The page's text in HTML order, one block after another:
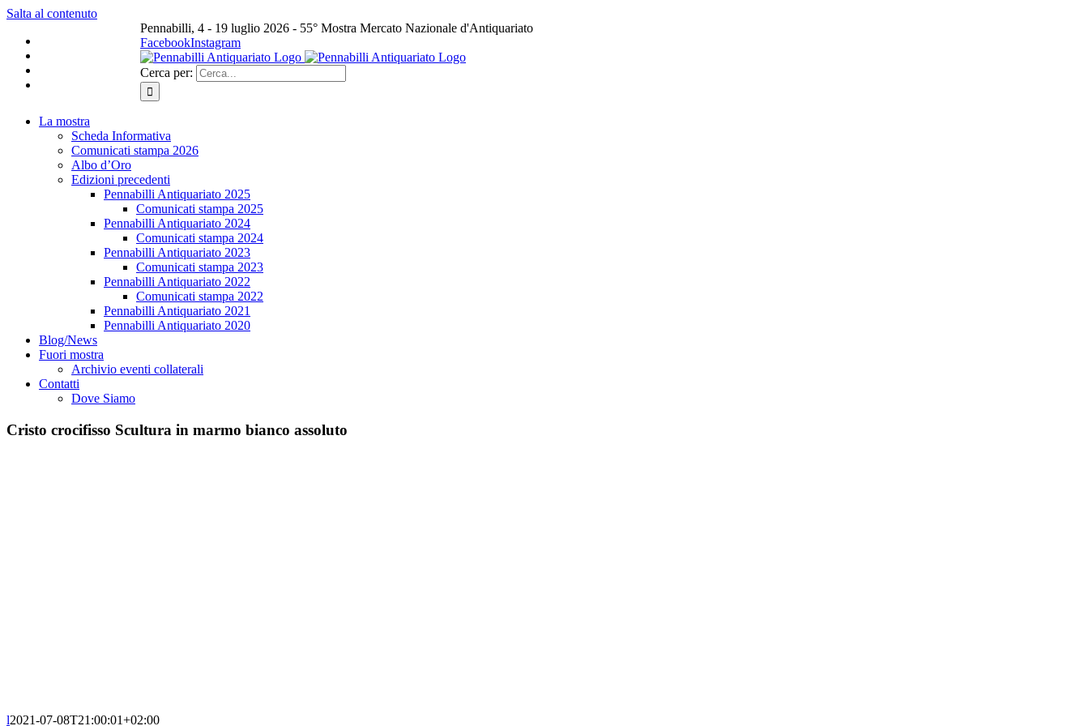
Salta al contenuto
Pennabilli, 4 - 19 luglio 2026 - 55° Mostra Mercato Nazionale d'Antiquariato
FacebookInstagram
Cerca per:
La mostra
Scheda Informativa
Comunicati stampa 2026
Albo d’Oro
Edizioni precedenti
Pennabilli Antiquariato 2025
Comunicati stampa 2025
Pennabilli Antiquariato 2024
Comunicati stampa 2024
Pennabilli Antiquariato 2023
Comunicati stampa 2023
Pennabilli Antiquariato 2022
Comunicati stampa 2022
Pennabilli Antiquariato 2021
Pennabilli Antiquariato 2020
Blog/News
Fuori mostra
Archivio eventi collaterali
Contatti
Dove Siamo
Cristo crocifisso Scultura in marmo bianco assoluto
l2021-07-08T21:00:01+02:00